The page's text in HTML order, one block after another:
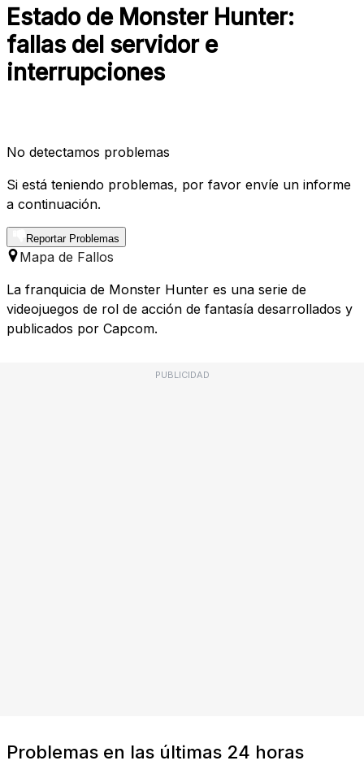
Estado de Monster Hunter:
fallas del servidor e
interrupciones
No detectamos problemas
Si está teniendo problemas, por favor envíe un informe
a continuación.
Reportar Problemas
Mapa de Fallos
La franquicia de Monster Hunter es una serie de
videojuegos de rol de acción de fantasía desarrollados y
publicados por Capcom.
PUBLICIDAD
Problemas en las últimas 24 horas